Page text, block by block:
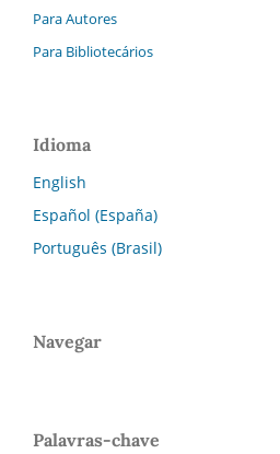
Para Autores
Para Bibliotecários
Idioma
English
Español (España)
Português (Brasil)
Navegar
Palavras-chave